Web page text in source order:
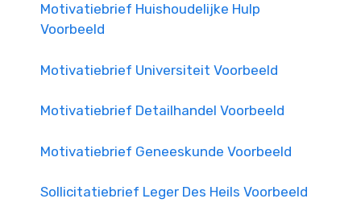
Motivatiebrief Huishoudelijke Hulp
Voorbeeld
Motivatiebrief Universiteit Voorbeeld
Motivatiebrief Detailhandel Voorbeeld
Motivatiebrief Geneeskunde Voorbeeld
Sollicitatiebrief Leger Des Heils Voorbeeld